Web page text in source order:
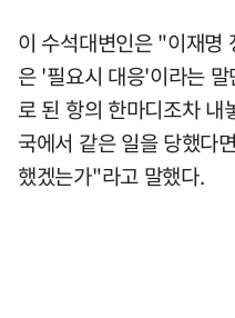
이 수석대변인은 "이재명
은 '필요시 대응'이라는
로 된 항의 한마디조차
국에서 같은 일을 당했다
했겠는가"라고 말했다.